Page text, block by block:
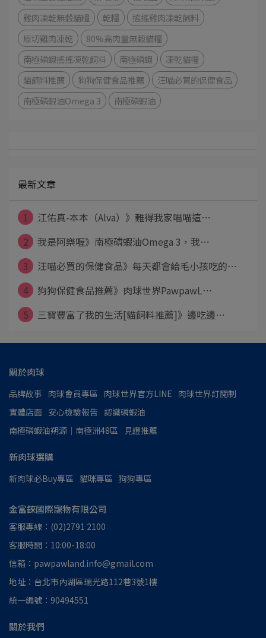
雞肉凍乾無穀貓糧
乾糧
搖搖雞肉凍乾飼料
原切雞肉凍乾
80%高肉量無穀貓糧
南極磷蝦搖搖凍乾飼料
南極磷蝦
凍乾貓糧
貓飼料推薦
狗狗保健食品推薦
汪喵必買的保健食品
南極磷蝦油Omega 3
南極磷蝦油
最新文章
1
江佑真-本本（Alva）》難得我家喵喵這⋯
2
我是阿樂喔》南極磷蝦油Omega 3，我⋯
3
汪喵必買的保健食品》每天都會給毛小孩吃的⋯
4
狗狗保健食品推薦》肉球世界PawpawL⋯
5
三寶豐富了我的生活[貓飼料推薦]》邊吃邊⋯
關於肉球
品牌故事 肉球會員專區 肉球世界官方LINE 肉球世界訂閱制
實體店面 安心檢驗報告 認識磷蝦油
南極磷蝦油朔源│南極洲48區
見證推薦
新肉球選購
新肉球必Buy專區 貓咪專區 狗狗專區
金富錸國際寵物有限公司
客服專線：(02)2791 2100
客服時間：10:00-18:00
信箱：pawpawland.info@gmail.com
地址：台北市內湖區瑞光路112巷3號1樓
統一編號：90494551
關於我們